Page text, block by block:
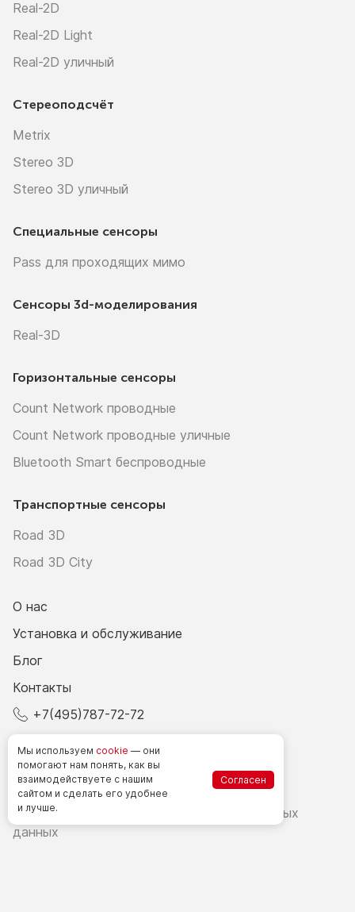
Real-2D
Real-2D Light
Real-2D уличный
Стереоподсчёт
Metrix
Stereo 3D
Stereo 3D уличный
Специальные сенсоры
Pass для проходящих мимо
Сенсоры 3d-моделирования
Real-3D
Горизонтальные сенсоры
Count Network проводные
Count Network проводные уличные
Bluetooth Smart беспроводные
Транспортные сенсоры
Road 3D
Road 3D City
О нас
Установка и обслуживание
Блог
Контакты
+7(495)787-72-72
Счетчики посетителей в РФ
Политика в области обработки персональных
данных
Мы используем cookie — они
помогают нам понять, как вы
взаимодействуете с нашим
сайтом и сделать его удобнее
и лучше.
Согласен